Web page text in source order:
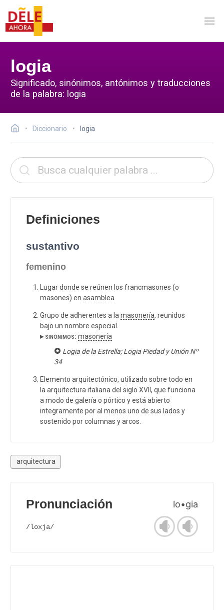
logia
Significado, sinónimos, antónimos y traducciones
de la palabra: logia
Diccionario logia
Definiciones
sustantivo
femenino
Lugar donde se reúnen los francmasones (o
masones) en asamblea
Grupo de adherentes a la masonería, reunidos
bajo un nombre especial.
▸ sinónimos: masonería
Logia de la Estrella; Logia Piedad y Unión Nº
34
Elemento arquitectónico, utilizado sobre todo en
la arquitectura italiana del siglo XVII, que funciona
a modo de galería o pórtico y está abierto
integramente por al menos uno de sus lados y
sostenido por columnas y arcos.
arquitectura
Pronunciación lo•gia
/loxja/